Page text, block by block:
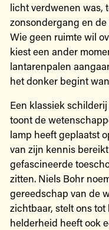
licht verdwenen was,
zonsondergang en
Wie geen ruimte wil
kiest een ander
lantarenpalen
het donker begint
Een klassiek
toont de
lamp heeft geplaatst
van zijn kennis
gefascineerde
zitten. Niels Bohr
gereedschap van de
zichtbaar, stelt ons
helderheid heeft ook